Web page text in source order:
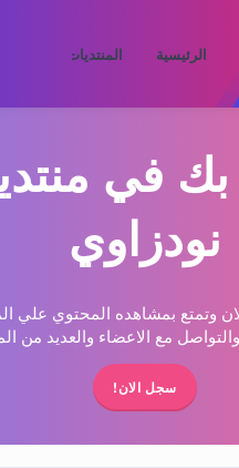
الرئيسية المنتديات
بك في
نودزاوي
وتمتع بمشاهده المحتوي علي
مع الاعضاء والعديد من
سجل الان!